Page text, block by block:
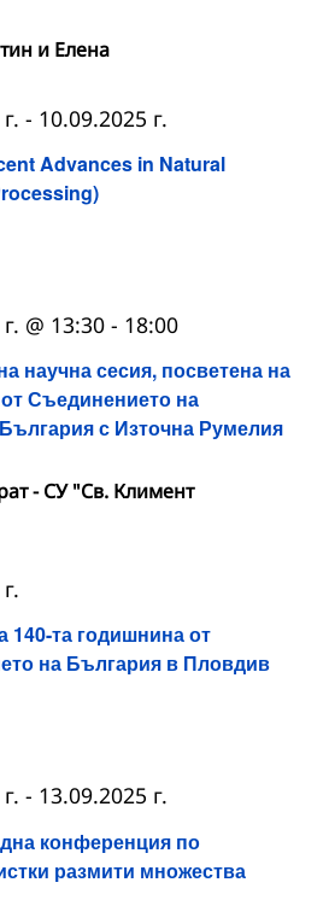
и Елена
Advances in Natural
- 10.09.2025 г.
научна сесия, посветена на
Съединението на
с Източна Румелия
@ 13:30 - 18:00
- СУ "Св. Климент
140-та годишнина от
на България в Пловдив
конференция по
размити множества
- 13.09.2025 г.